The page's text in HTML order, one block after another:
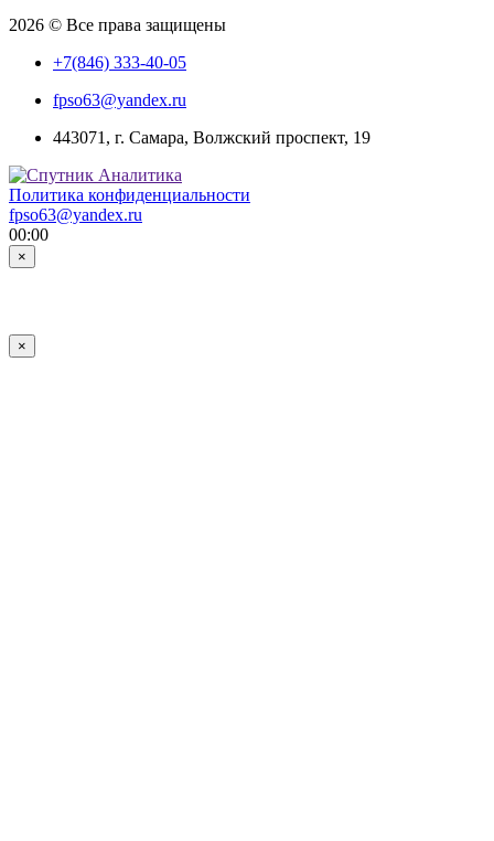
2026 © Все права защищены
+7(846) 333-40-05
fpso63@yandex.ru
443071, г. Самара, Волжский проспект, 19
Политика конфиденциальности
fpso63@yandex.ru
00:00
×
×